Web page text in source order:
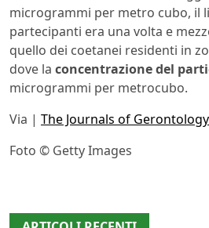
microgrammi per metro cubo, il
partecipanti era una volta e
quello dei coetanei residenti in
dove la concentrazione del
microgrammi per metrocubo.
Via | The Journals of
Foto © Getty Images